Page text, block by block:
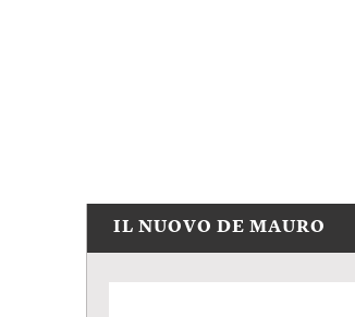
IL NUOVO DE MAURO